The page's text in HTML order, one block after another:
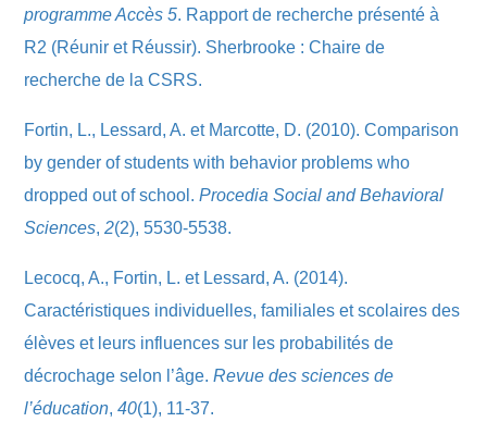
programme Accès 5. Rapport de recherche présenté à
R2 (Réunir et Réussir). Sherbrooke : Chaire de
recherche de la CSRS.
Fortin, L., Lessard, A. et Marcotte, D. (2010). Comparison
by gender of students with behavior problems who
dropped out of school. Procedia Social and Behavioral
Sciences, 2(2), 5530-5538.
Lecocq, A., Fortin, L. et Lessard, A. (2014).
Caractéristiques individuelles, familiales et scolaires des
élèves et leurs influences sur les probabilités de
décrochage selon l’âge. Revue des sciences de
l’éducation, 40(1), 11-37.